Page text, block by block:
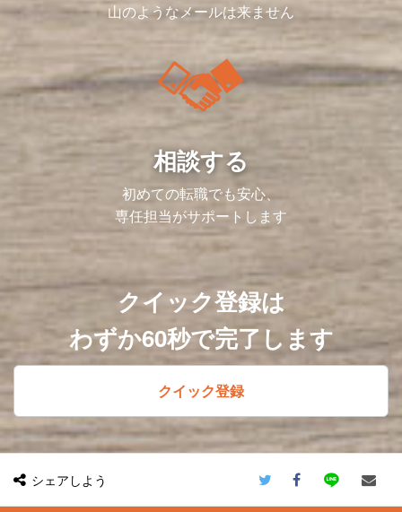
山のようなメールは来ません
相談する
初めての転職でも安心、
専任担当がサポートします
クイック登録は
わずか60秒で完了します
クイック登録
シェアしよう